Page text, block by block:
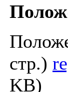
стр.)
KB)